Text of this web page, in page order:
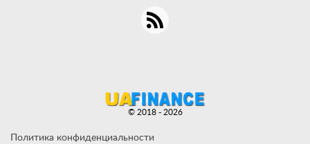
Политика конфиденциальности
© 2018 - 2026